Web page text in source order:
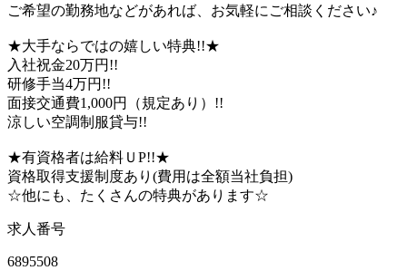
ご希望の勤務地などがあれば、お気軽にご相談ください♪
★大手ならではの嬉しい特典!!★
入社祝金20万円!!
研修手当4万円!!
面接交通費1,000円（規定あり）!!
涼しい空調制服貸与!!
★有資格者は給料ＵP!!★
資格取得支援制度あり(費用は全額当社負担)
☆他にも、たくさんの特典があります☆
求人番号
6895508